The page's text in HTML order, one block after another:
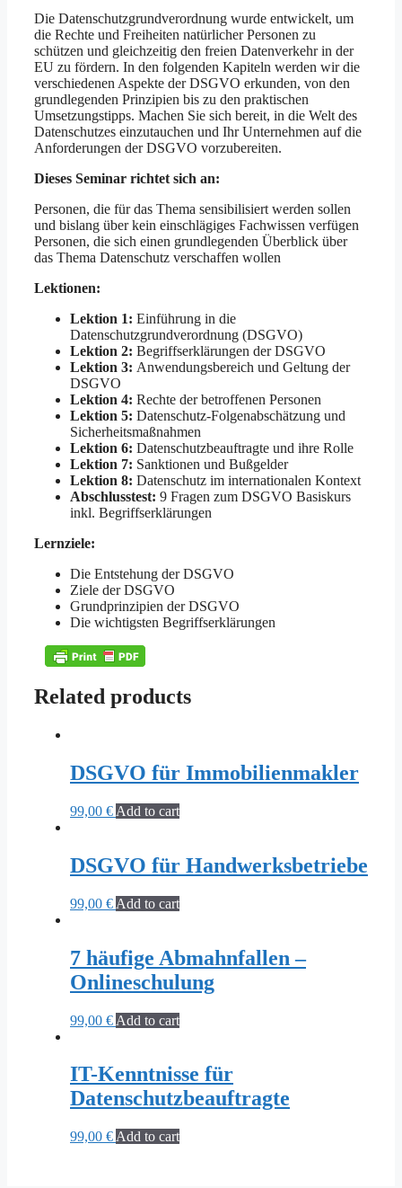
Die Datenschutzgrundverordnung wurde entwickelt, um
die Rechte und Freiheiten natürlicher Personen zu
schützen und gleichzeitig den freien Datenverkehr in der
EU zu fördern. In den folgenden Kapiteln werden wir die
verschiedenen Aspekte der DSGVO erkunden, von den
grundlegenden Prinzipien bis zu den praktischen
Umsetzungstipps. Machen Sie sich bereit, in die Welt des
Datenschutzes einzutauchen und Ihr Unternehmen auf die
Anforderungen der DSGVO vorzubereiten.
Dieses Seminar richtet sich an:
Personen, die für das Thema sensibilisiert werden sollen
und bislang über kein einschlägiges Fachwissen verfügen
Personen, die sich einen grundlegenden Überblick über
das Thema Datenschutz verschaffen wollen
Lektionen:
Lektion 1: Einführung in die
Datenschutzgrundverordnung (DSGVO)
Lektion 2: Begriffserklärungen der DSGVO
Lektion 3: Anwendungsbereich und Geltung der
DSGVO
Lektion 4: Rechte der betroffenen Personen
Lektion 5: Datenschutz-Folgenabschätzung und
Sicherheitsmaßnahmen
Lektion 6: Datenschutzbeauftragte und ihre Rolle
Lektion 7: Sanktionen und Bußgelder
Lektion 8: Datenschutz im internationalen Kontext
Abschlusstest: 9 Fragen zum DSGVO Basiskurs
inkl. Begriffserklärungen
Lernziele:
Die Entstehung der DSGVO
Ziele der DSGVO
Grundprinzipien der DSGVO
Die wichtigsten Begriffserklärungen
Related products
DSGVO für Immobilienmakler
99,00 € Add to cart
DSGVO für Handwerksbetriebe
99,00 € Add to cart
7 häufige Abmahnfallen –
Onlineschulung
99,00 € Add to cart
IT-Kenntnisse für
Datenschutzbeauftragte
99,00 € Add to cart